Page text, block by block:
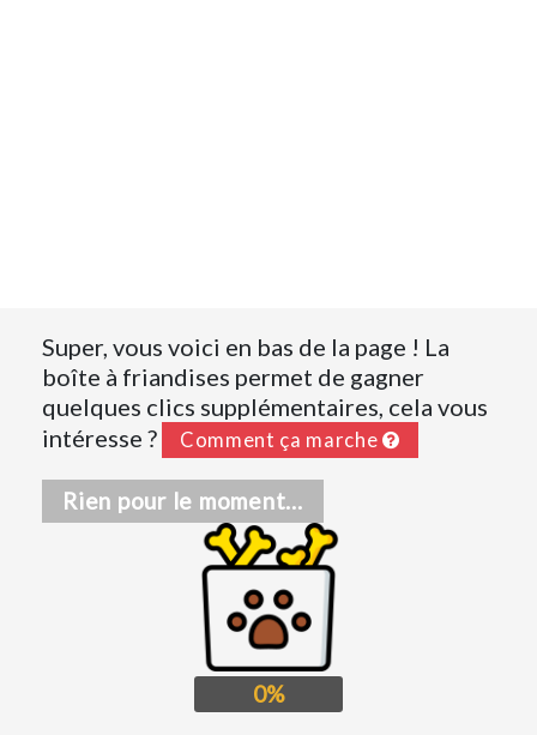
Super, vous voici en bas de la page ! La
boîte à friandises permet de gagner
quelques clics supplémentaires, cela vous
intéresse ?
Comment ça marche
Rien pour le moment...
0%